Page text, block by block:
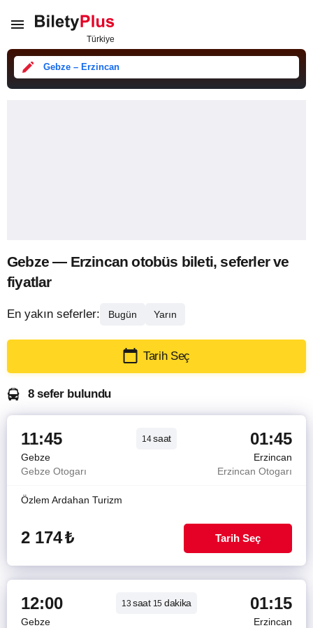
Gebze – Erzincan
Gebze — Erzincan otobüs bileti, seferler ve
fiyatlar
En yakın seferler: Bugün Yarın
Tarih Seç
8 sefer bulundu
11:45 14saat 01:45
Gebze
Erzincan
Gebze Otogarı
Erzincan Otogarı
Özlem Ardahan Turizm
2 174₺ Tarih Seç
12:00 13saat15 dakika 01:15
Gebze
Erzincan